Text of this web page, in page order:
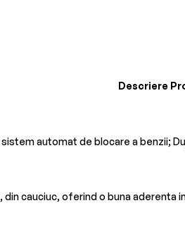
Descriere
automat de blocare a benzii;
cauciuc, oferind o buna aderenta